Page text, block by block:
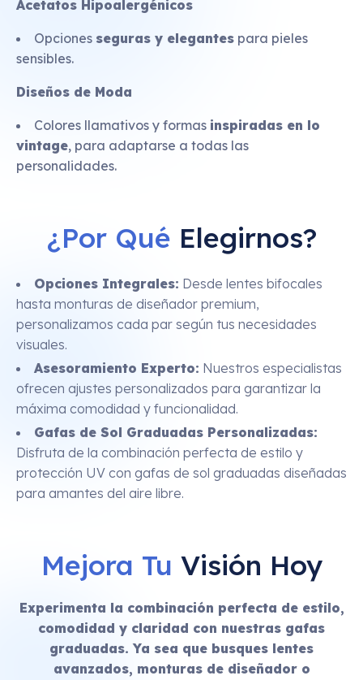
Acetatos Hipoalergénicos
Opciones seguras y elegantes para pieles
sensibles.
Diseños de Moda
Colores llamativos y formas inspiradas en lo
vintage, para adaptarse a todas las
personalidades.
¿Por Qué Elegirnos?
Opciones Integrales: Desde lentes bifocales
hasta monturas de diseñador premium,
personalizamos cada par según tus necesidades
visuales.
Asesoramiento Experto: Nuestros especialistas
ofrecen ajustes personalizados para garantizar la
máxima comodidad y funcionalidad.
Gafas de Sol Graduadas Personalizadas:
Disfruta de la combinación perfecta de estilo y
protección UV con gafas de sol graduadas diseñadas
para amantes del aire libre.
Mejora Tu Visión Hoy
Experimenta la combinación perfecta de estilo,
comodidad y claridad con nuestras gafas
graduadas. Ya sea que busques lentes
avanzados, monturas de diseñador o